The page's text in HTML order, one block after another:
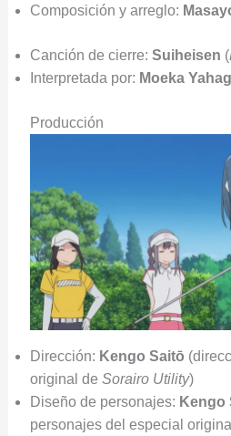
Composición y arreglo:
Canción de cierre: Suiheisen (
Interpretada por: Moeka
Producción
Dirección: Kengo Saitō
original de Sorairo Utility)
Diseño de personajes: Kengo
personajes del especial